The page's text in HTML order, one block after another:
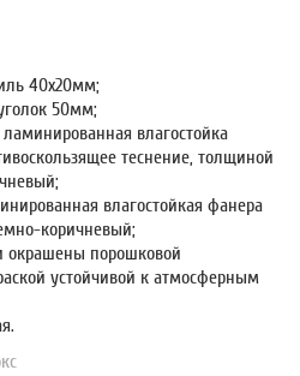
40х20мм;
50мм;
влагостойка
теснение, толщиной
влагостойкая фанера
коричневый;
окрашены порошковой
устойчивой к атмосферным